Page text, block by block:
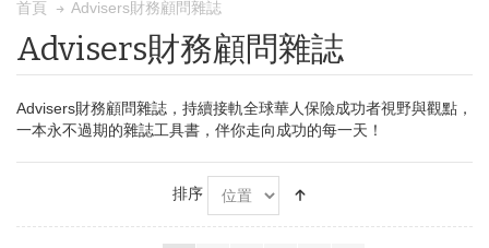
首頁 Advisers財務顧問雜誌
Advisers財務顧問雜誌
Advisers財務顧問雜誌，持續接軌全球華人保險成功者視野與觀點，
一本永不過期的雜誌工具書，伴你走向成功的每一天！
排序